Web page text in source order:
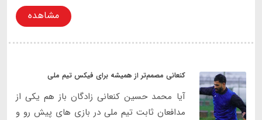
مشاهده
کنعانی مصمم‌تر از همیشه برای فیکس تیم ملی
آیا محمد حسین کنعانی زادگان باز هم یکی از
مدافعان ثابت تیم ملی در بازی های پیش رو و